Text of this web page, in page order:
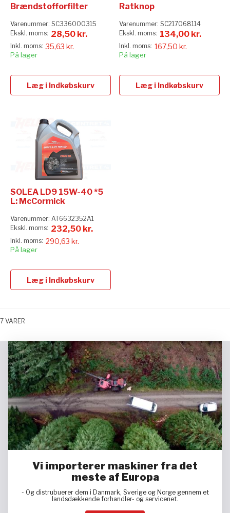
35,63 kr.
28,50 kr.
Brændstofforfilter
Varenummer: SC336000315
På lager
Læg i Indkøbskurv
167,50 kr.
134,00 kr.
Ratknop
Varenummer: SC217068114
På lager
Læg i Indkøbskurv
290,63 kr.
232,50 kr.
SOLEA LD9 15W-40 *5
L: McCormick
Varenummer: AT6632352A1
På lager
Læg i Indkøbskurv
7 VARER
Vi importerer maskiner fra det
meste af Europa
- Og distrubuerer dem i Danmark, Sverige og Norge gennem et
landsdækkende forhandler- og servicenet.